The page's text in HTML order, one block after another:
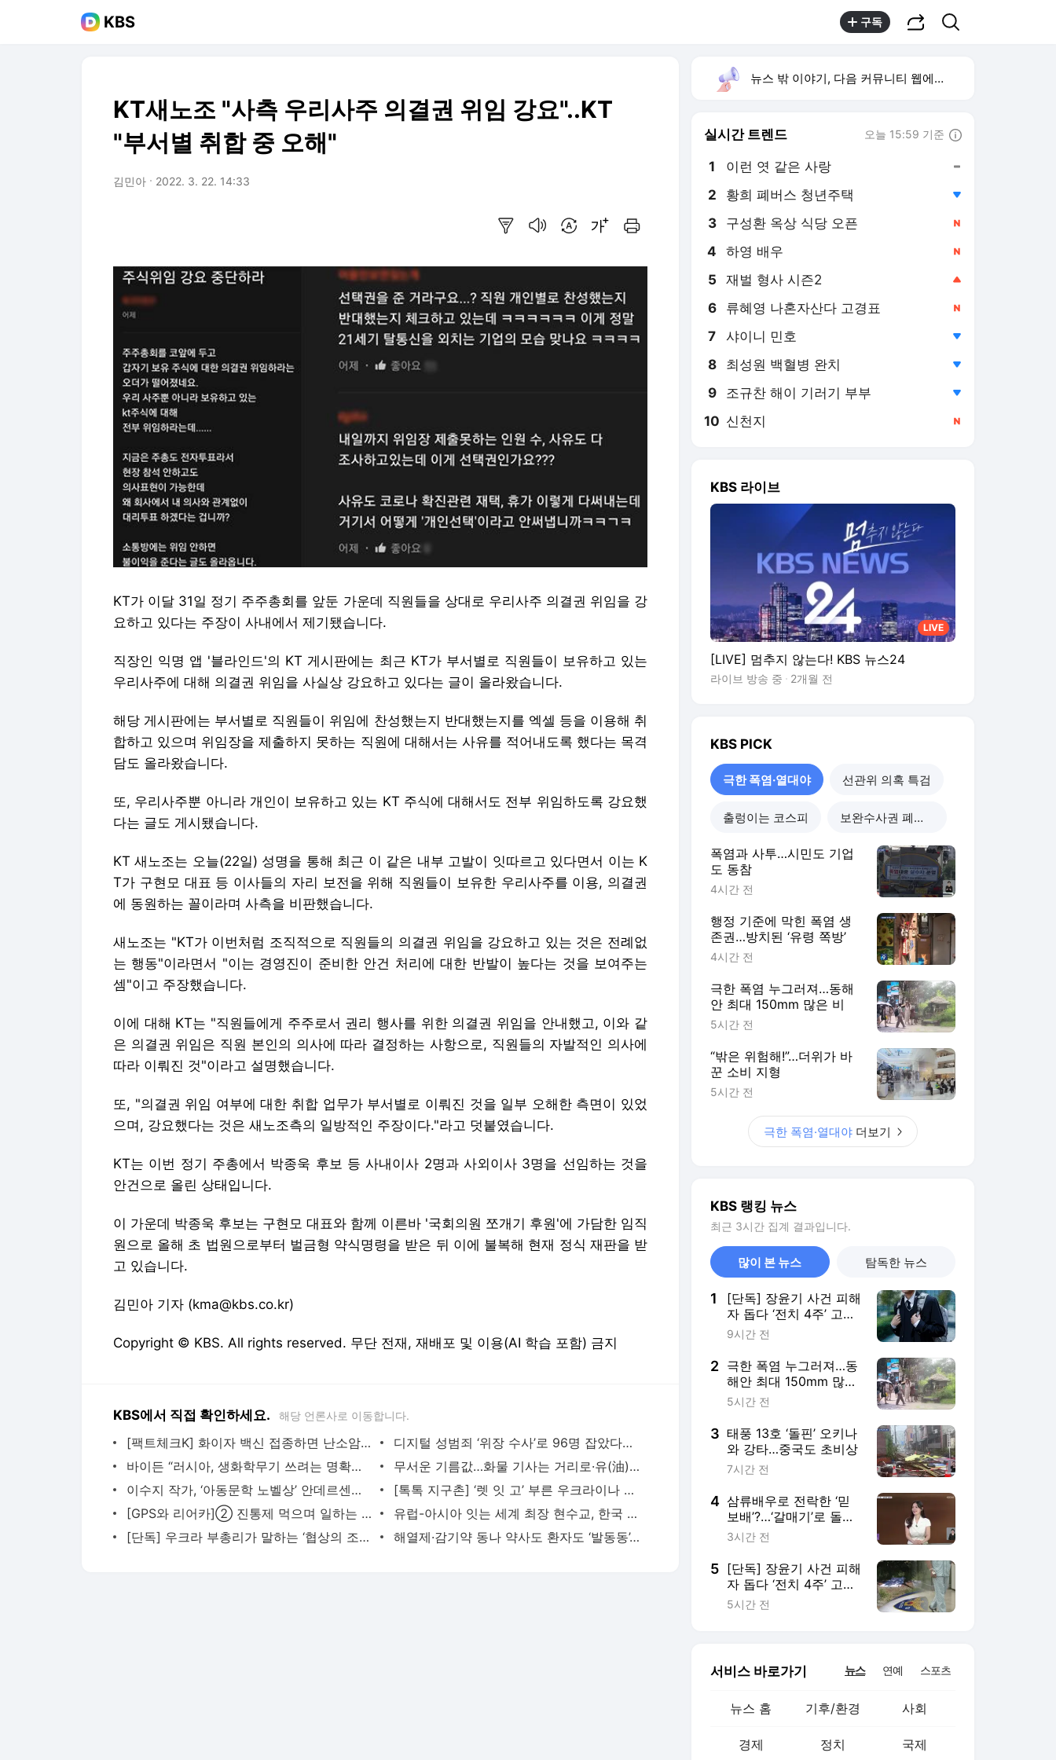
KBS 구독
KT새노조 "사측 우리사주 의결권 위임 강요"..KT
"부서별 취합 중 오해"
김민아 2022. 3. 22. 14:33
KT가 이달 31일 정기 주주총회를 앞둔 가운데 직원들을 상대로 우리사주 의결권 위임을 강
요하고 있다는 주장이 사내에서 제기됐습니다.
직장인 익명 앱 '블라인드'의 KT 게시판에는 최근 KT가 부서별로 직원들이 보유하고 있는
우리사주에 대해 의결권 위임을 사실상 강요하고 있다는 글이 올라왔습니다.
해당 게시판에는 부서별로 직원들이 위임에 찬성했는지 반대했는지를 엑셀 등을 이용해 취
합하고 있으며 위임장을 제출하지 못하는 직원에 대해서는 사유를 적어내도록 했다는 목격
담도 올라왔습니다.
또, 우리사주뿐 아니라 개인이 보유하고 있는 KT 주식에 대해서도 전부 위임하도록 강요했
다는 글도 게시됐습니다.
KT 새노조는 오늘(22일) 성명을 통해 최근 이 같은 내부 고발이 잇따르고 있다면서 이는 K
T가 구현모 대표 등 이사들의 자리 보전을 위해 직원들이 보유한 우리사주를 이용, 의결권
에 동원하는 꼴이라며 사측을 비판했습니다.
새노조는 "KT가 이번처럼 조직적으로 직원들의 의결권 위임을 강요하고 있는 것은 전례없
는 행동"이라면서 "이는 경영진이 준비한 안건 처리에 대한 반발이 높다는 것을 보여주는
셈"이고 주장했습니다.
이에 대해 KT는 "직원들에게 주주로서 권리 행사를 위한 의결권 위임을 안내했고, 이와 같
은 의결권 위임은 직원 본인의 의사에 따라 결정하는 사항으로, 직원들의 자발적인 의사에
따라 이뤄진 것"이라고 설명했습니다.
또, "의결권 위임 여부에 대한 취합 업무가 부서별로 이뤄진 것을 일부 오해한 측면이 있었
으며, 강요했다는 것은 새노조측의 일방적인 주장이다."라고 덧붙였습니다.
KT는 이번 정기 주총에서 박종욱 후보 등 사내이사 2명과 사외이사 3명을 선임하는 것을
안건으로 올린 상태입니다.
이 가운데 박종욱 후보는 구현모 대표와 함께 이른바 '국회의원 쪼개기 후원'에 가담한 임직
원으로 올해 초 법원으로부터 벌금형 약식명령을 받은 뒤 이에 불복해 현재 정식 재판을 받
고 있습니다.
김민아 기자 (kma@kbs.co.kr)
Copyright © KBS. All rights reserved. 무단 전재, 재배포 및 이용(AI 학습 포함) 금지
KBS에서 직접 확인하세요. 해당 언론사로 이동합니다.
[팩트체크K] 화이자 백신 접종하면 난소암에 걸린다?
디지털 성범죄 ‘위장 수사’로 96명 잡았다…“소지도 처벌”
바이든 “러시아, 생화학무기 쓰려는 명확한 징후 있다”
무서운 기름값…화물 기사는 거리로·유(油)랑인 급증
이수지 작가, ‘아동문학 노벨상’ 안데르센상 수상…한국인 최초
[톡톡 지구촌] ‘렛 잇 고’ 부른 우크라이나 소녀…폴란드 콘서트 무대에 서다
[GPS와 리어카]② 진통제 먹으며 일하는 노인들
유럽-아시아 잇는 세계 최장 현수교, 한국 기술로 완성
[단독] 우크라 부총리가 말하는 ‘협상의 조건’…“안전 보장돼야, 영토 양보 없다”
해열제·감기약 동나 약사도 환자도 ‘발동동’…정부 “공급 최선”
뉴스 밖 이야기, 다음 커뮤니티 웹에서 보기
실시간 트렌드 오늘 15:59 기준
1 이런 엿 같은 사랑
2 황희 폐버스 청년주택
4 하영 배우
5 재벌 형사 시즌2
6 류혜영 나혼자산다 고경표
7 샤이니 민호
8 최성원 백혈병 완치
9 조규찬 해이 기러기 부부
10 신천지
KBS 라이브
LIVE
[LIVE] 멈추지 않는다! KBS 뉴스24
라이브 방송 중 2개월 전
KBS PICK
극한 폭염·열대야 선관위 의혹 특검
출렁이는 코스피 보완수사권 폐지 진통
폭염과 사투…시민도 기업
도 동참
4시간 전
행정 기준에 막힌 폭염 생
존권…방치된 ‘유령 쪽방’
4시간 전
극한 폭염 누그러져…동해
안 최대 150mm 많은 비
5시간 전
“밖은 위험해!”…더위가 바
꾼 소비 지형
5시간 전
극한 폭염·열대야 더보기
KBS 랭킹 뉴스
최근 3시간 집계 결과입니다.
많이 본 뉴스 탐독한 뉴스
1
[단독] 장윤기 사건 피해
자 돕다 ‘전치 4주’ 고교
생…80일 만에 의상자
인정
9시간 전
2 극한 폭염 누그러져…동
해안 최대 150mm 많은
비
5시간 전
3 태풍 13호 ‘돌핀’ 오키나
와 강타…중국도 초비상
7시간 전
4 삼류배우로 전락한 ‘믿
보배’?…‘갈매기’로 돌아
온 전미도
3시간 전
5 [단독] 장윤기 사건 피해
자 돕다 ‘전치 4주’ 고교
생…80일 만에 의상자
인정
5시간 전
서비스 바로가기 뉴스 연예 스포츠
뉴스 홈 기후/환경 사회
경제 정치 국제